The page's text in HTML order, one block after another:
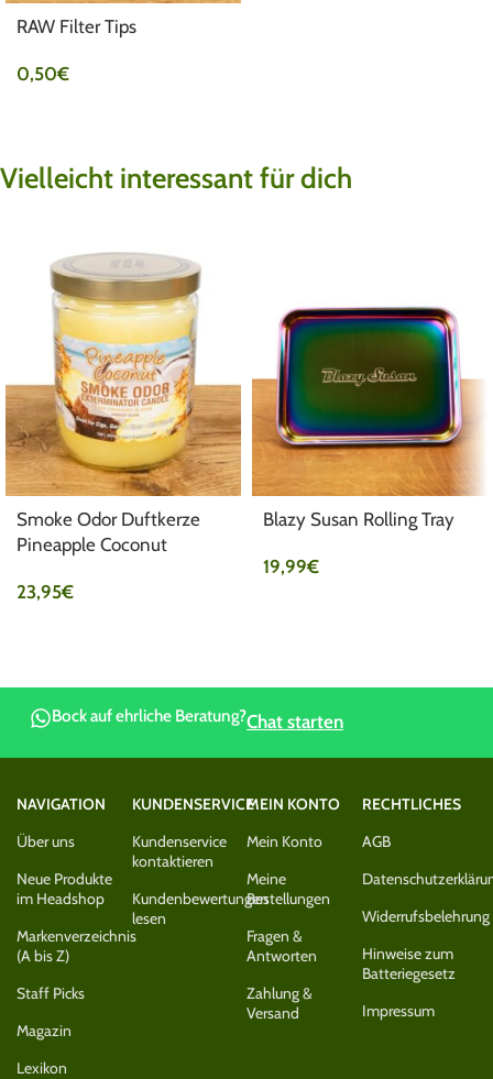
RAW Filter Tips
0,50€
Vielleicht interessant für dich
Smoke Odor Duftkerze
Pineapple Coconut
23,95€
Blazy Susan Rolling Tray
19,99€
Bock auf ehrliche Beratung?Chat starten
NAVIGATION
Über uns
Neue Produkte
im Headshop
Markenverzeichnis
(A bis Z)
Staff Picks
Magazin
Lexikon
KUNDENSERVICE
Kundenservice
kontaktieren
Kundenbewertungen
lesen
MEIN KONTO
Mein Konto
Meine
Bestellungen
Fragen &
Antworten
Zahlung &
Versand
RECHTLICHES
AGB
Widerrufsbelehrung
Hinweise zum
Batteriegesetz
Impressum